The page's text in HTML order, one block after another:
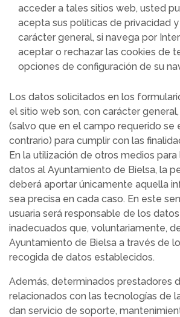
acceder a tales sitios web, usted
acepta sus políticas de privacidad
carácter general, si navega por
aceptar o rechazar las cookies de
opciones de configuración de su
Los datos solicitados en los
el sitio web son, con carácter
(salvo que en el campo requerido se
contrario) para cumplir con las
En la utilización de otros medios para
datos al Ayuntamiento de Bielsa, la
deberá aportar únicamente aquella
sea precisa en cada caso. En este
usuaria será responsable de los
inadecuados que, voluntariamente,
Ayuntamiento de Bielsa a través de
recogida de datos establecidos.
Además, determinados prestadores
relacionados con las tecnologías de
dan servicio de soporte,